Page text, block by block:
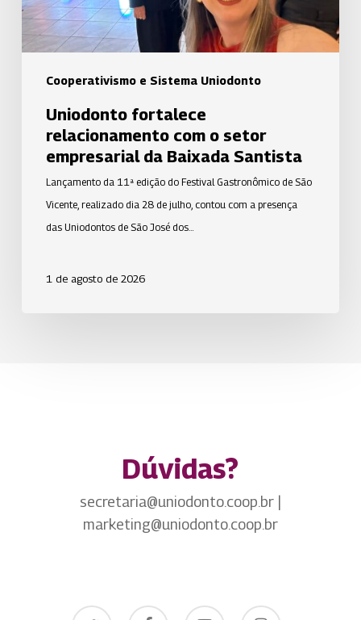
Cooperativismo e Sistema Uniodonto
da
Baixada
Santista
Uniodonto fortalece
relacionamento com o setor
empresarial da Baixada Santista
Lançamento da 11ª edição do Festival Gastronômico de São
Vicente, realizado dia 28 de julho, contou com a presença
das Uniodontos de São José dos…
1 de agosto de 2026
Dúvidas?
secretaria@uniodonto.coop.br |
marketing@uniodonto.coop.br
twitter facebook youtube instagram